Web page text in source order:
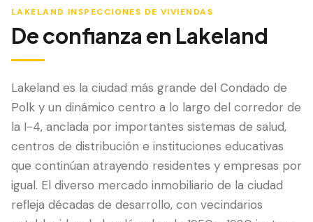
Imagen Térmica
Inspección por Drone
LAKELAND INSPECCIONES DE VIVIENDAS
De confianza en Lakeland
Lakeland es la ciudad más grande del Condado de
Polk y un dinámico centro a lo largo del corredor de
la I-4, anclada por importantes sistemas de salud,
centros de distribución e instituciones educativas
que continúan atrayendo residentes y empresas por
igual. El diverso mercado inmobiliario de la ciudad
refleja décadas de desarrollo, con vecindarios